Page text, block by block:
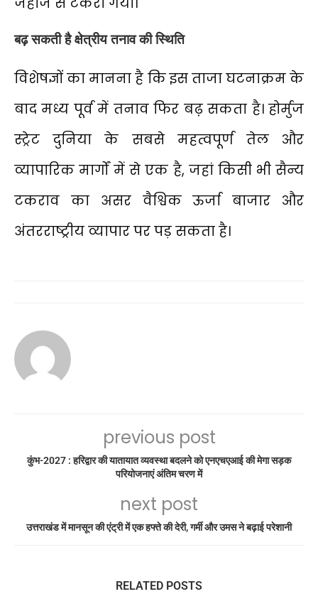
बढ़ सकती है क्षेत्रीय तनाव की स्थिति
विशेषज्ञों का मानना है कि इस ताजा घटनाक्रम के
बाद मध्य पूर्व में तनाव फिर बढ़ सकता है। होर्मुज
स्ट्रेट दुनिया के सबसे महत्वपूर्ण तेल और
व्यापारिक मार्गों में से एक है, जहां किसी भी सैन्य
टकराव का असर वैश्विक ऊर्जा बाजार और
अंतरराष्ट्रीय व्यापार पर पड़ सकता है।
previous post
कुंभ-2027 : हरिद्वार की यातायात व्यवस्था बदलने को एनएचएआई की मेगा सड़क
परियोजनाएं अंतिम चरण में
next post
उत्तराखंड में मानसून की एंट्री में एक हफ्ते की देरी, गर्मी और उमस ने बढ़ाई परेशानी
RELATED POSTS